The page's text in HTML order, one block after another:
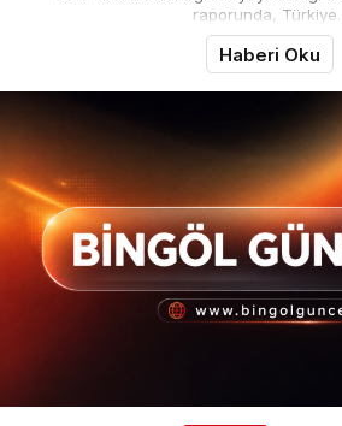
raporunda,
Haberi Oku